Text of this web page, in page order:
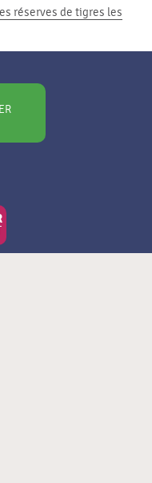
réserves de tigres les